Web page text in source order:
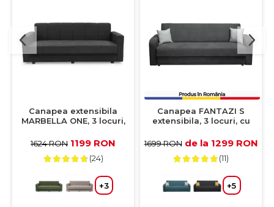
Canapea extensibila
MARBELLA ONE, 3 locuri,
depozitare, antracit,
1624 RON 1199 RON
(24)
+3
Canapea FANTAZI S
extensibila, 3 locuri, cu
gri inchis, 225x80x90 cm
1699 RON de la 1299 RON
(11)
+5